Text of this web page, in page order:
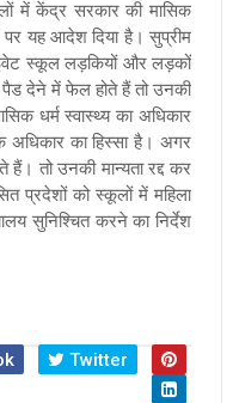
में केंद्र सरकार की मासिक
पर यह आदेश दिया है।सुप्रीम
स्कूल लड़कियों और लड़कों
देने में फेल होते हैं तो उनकी
धर्म स्वास्थ्य का अधिकार
का हिस्सा है। अगर
तो उनकी मान्यता रद्द कर
प्रदेशों को स्कूलों में महिला
सुनिश्चित करने का निर्देश
Twitter